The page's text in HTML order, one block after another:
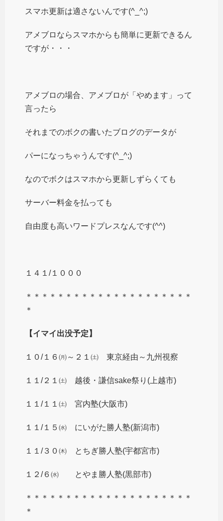
スマホ更新は適さないんです(^_^;)
アメブロならスマホからも簡単に更新できるん
ですが・・・
アメブロの場合、アメブロが「やめます」って
言ったら
それまでのボクの書いたブログのデータが
パーになっちゃうんです(^_^;)
なのでボクはスマホから更新しずらくても
サーバー料金を払っても
自由度も高いワードプレスなんです(^^)
１４１/１０００
＊＊＊＊＊＊＊＊＊＊＊＊＊＊＊＊＊＊＊＊＊
＊
【イマイ出没予定】
１０/１６㈪～２１㈯ 東京経由～九州視察
１１/２１㈯ 越後・謙信sake祭り(上越市)
１１/１１㈯ 宮内塾(大阪市)
１１/１５㈬ にいがた勝人塾(新潟市)
１１/３０㈭ とちぎ勝人塾(宇都宮市)
１２/６㈬ とやま勝人塾(黒部市)
＊＊＊＊＊＊＊＊＊＊＊＊＊＊＊＊＊＊＊＊＊
＊